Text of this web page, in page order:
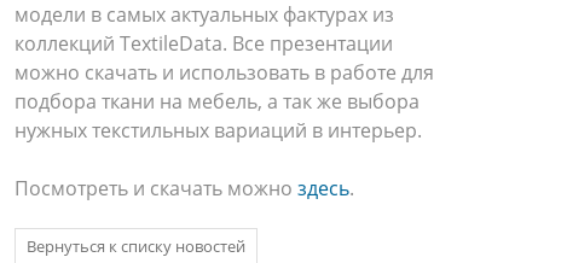
модели в самых актуальных фактурах из
коллекций TextileData. Все презентации
можно скачать и использовать в работе для
подбора ткани на мебель, а так же выбора
нужных текстильных вариаций в интерьер.
Посмотреть и скачать можно здесь.
Вернуться к списку новостей